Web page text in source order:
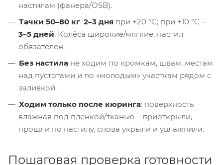
настилам (фанера/OSB).
Тачки 50–80 кг: 2–3 дня при +20 °C; при +10 °C –
3–5 дней. Колёса широкие/мягкие, настил
обязателен.
Без настила не ходим по кромкам, швам, местам
над пустотами и по «молодым» участкам рядом с
заливкой.
Ходим только после кюринга: поверхность
влажная под плёнкой/тканью – приоткрыли,
прошли по настилу, снова укрыли и увлажнили.
Пошаговая проверка готовности